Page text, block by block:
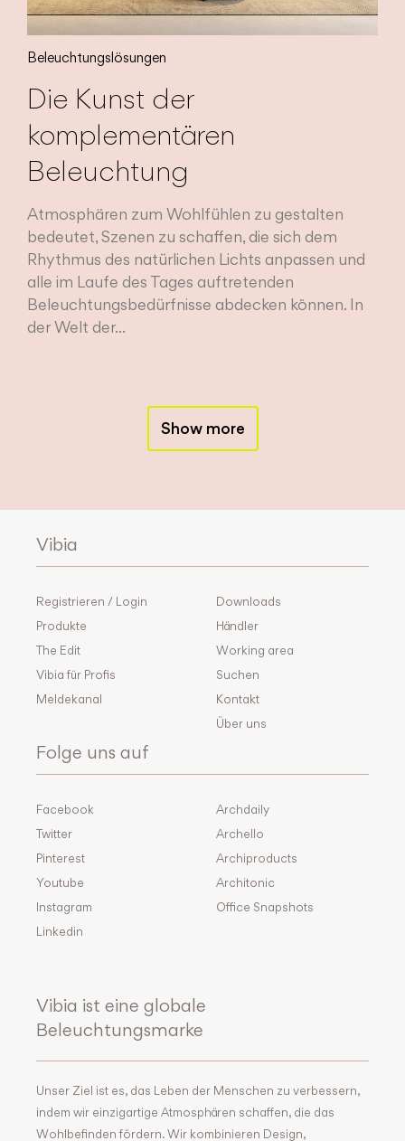
Beleuchtungslösungen
Die Kunst der
komplementären
Beleuchtung
Atmosphären zum Wohlfühlen zu gestalten
bedeutet, Szenen zu schaffen, die sich dem
Rhythmus des natürlichen Lichts anpassen und
alle im Laufe des Tages auftretenden
Beleuchtungsbedürfnisse abdecken können. In
der Welt der...
Show more
Vibia
Registrieren / Login
Produkte
The Edit
Vibia für Profis
Meldekanal
Downloads
Händler
Working area
Suchen
Kontakt
Über uns
Folge uns auf
Facebook
Twitter
Pinterest
Youtube
Instagram
Linkedin
Archdaily
Archello
Archiproducts
Architonic
Office Snapshots
Vibia ist eine globale
Beleuchtungsmarke
Unser Ziel ist es, das Leben der Menschen zu verbessern,
indem wir einzigartige Atmosphären schaffen, die das
Wohlbefinden fördern. Wir kombinieren Design,